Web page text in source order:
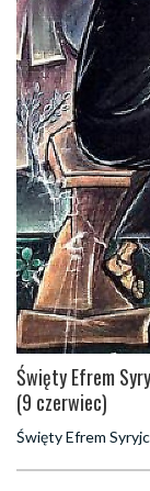
Święty Efrem
(9 czerwiec)
Święty Efrem